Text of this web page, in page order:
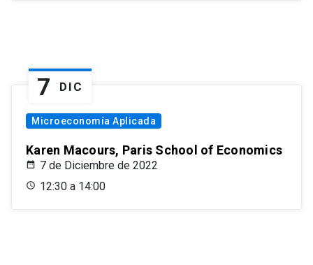
7 DIC
Microeconomía Aplicada
Karen Macours, Paris School of Economics
7 de Diciembre de 2022
12:30 a 14:00